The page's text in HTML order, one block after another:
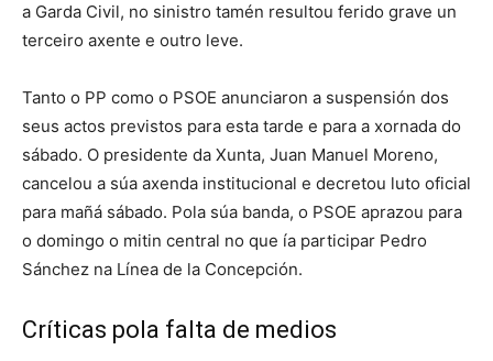
a Garda Civil, no sinistro tamén resultou ferido grave un
terceiro axente e outro leve.
Tanto o PP como o PSOE anunciaron a suspensión dos
seus actos previstos para esta tarde e para a xornada do
sábado. O presidente da Xunta, Juan Manuel Moreno,
cancelou a súa axenda institucional e decretou luto oficial
para mañá sábado. Pola súa banda, o PSOE aprazou para
o domingo o mitin central no que ía participar Pedro
Sánchez na Línea de la Concepción.
Críticas pola falta de medios